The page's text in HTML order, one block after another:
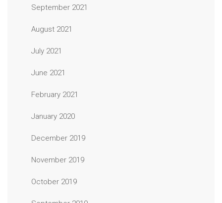
September 2021
August 2021
July 2021
June 2021
February 2021
January 2020
December 2019
November 2019
October 2019